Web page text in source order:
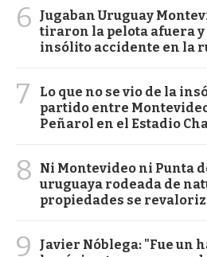
6
Jugaban Uruguay
tiraron la pelota afuera y
insólito accidente en la
7
Lo que no se vio de la
partido entre
Peñarol en el Estadio
8
Ni Montevideo ni Punta
uruguaya rodeada de
propiedades se
9
Javier Nóblega: "Fue un